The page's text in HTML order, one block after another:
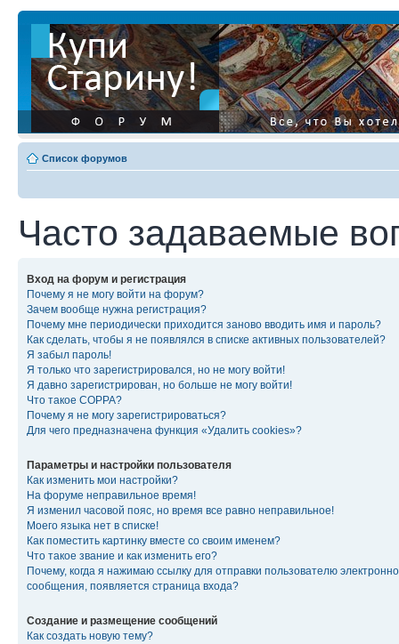
Список форумов
Часто задаваемые
Вход на форум и регистрация
Почему я не могу войти на форум?
Зачем вообще нужна регистрация?
Почему мне периодически приходится заново вводить имя и пароль?
Как сделать, чтобы я не появлялся в списке активных пользователей?
Я забыл пароль!
Я только что зарегистрировался, но не могу войти!
Я давно зарегистрирован, но больше не могу войти!
Что такое COPPA?
Почему я не могу зарегистрироваться?
Для чего предназначена функция «Удалить cookies»?
Параметры и настройки пользователя
Как изменить мои настройки?
На форуме неправильное время!
Я изменил часовой пояс, но время все равно неправильное!
Моего языка нет в списке!
Как поместить картинку вместе со своим именем?
Что такое звание и как изменить его?
Почему, когда я нажимаю ссылку для отправки пользователю
сообщения, появляется страница входа?
Создание и размещение сообщений
Как создать новую тему?